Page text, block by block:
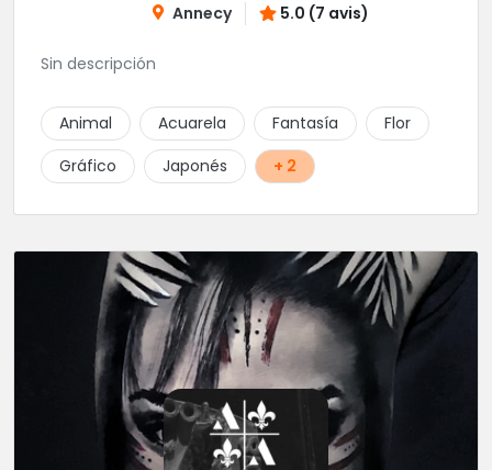
Annecy 5.0 (7 avis)
Sin descripción
Animal Acuarela Fantasía
Flor
Gráfico
Japonés + 2